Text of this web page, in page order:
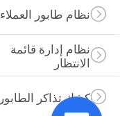
نظام طابور العملاء
نظام إدارة قائمة
الانتظار
كشك تذاكر الطابور